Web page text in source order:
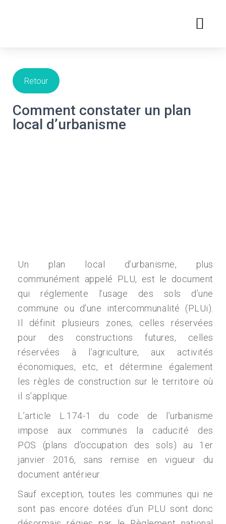
Retour
Comment constater un plan
local d’urbanisme
Un plan local d’urbanisme, plus
communément appelé PLU, est le document
qui réglemente l’usage des sols d’une
commune ou d’une intercommunalité (PLUi).
Il définit plusieurs zones, celles réservées
pour des constructions futures, celles
réservées à l’agriculture, aux activités
économiques, etc, et détermine également
les règles de construction sur le territoire où
il s’applique.
L’article L.174-1 du code de l’urbanisme
impose aux communes la caducité des
POS (plans d’occupation des sols) au 1er
janvier 2016, sans remise en vigueur du
document antérieur.
Sauf exception, toutes les communes qui ne
sont pas encore dotées d’un PLU sont donc